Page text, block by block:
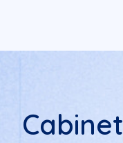
Cabinet